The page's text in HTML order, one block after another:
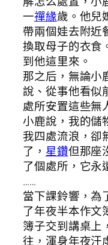
一禪緣歲。他兒
帶兩個娃去附近
換取母子的衣食
到他這里來。
那之后，無論小
說、從事他看似
處所安置這些無
小鹿說，我的儲
我四處流浪，卻
了， 星鑽但那座
了個處所，它永
……
當下課鈴響，為
了年夜半本作文
簿子交到講桌上
往，渾身年夜汗